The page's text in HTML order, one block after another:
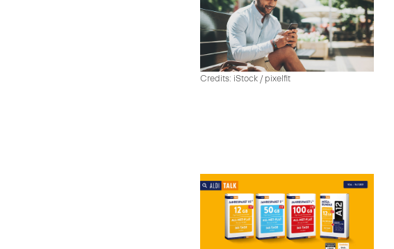
Credits: iStock / pixelfit